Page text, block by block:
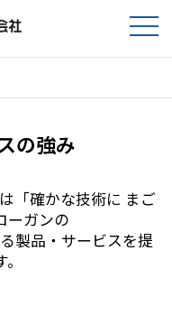
の強み
「確かな技術に まご
ーガンの
製品・サービスを提